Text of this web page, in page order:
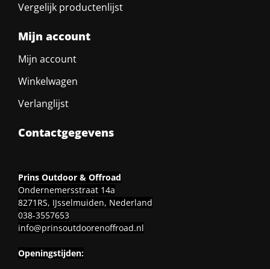
Vergelijk productenlijst
Mijn account
Mijn account
Winkelwagen
Verlanglijst
Contactgegevens
Prins Outdoor & Offroad
Ondernemersstraat 14a
8271RS, IJsselmuiden, Nederland
038-3557653
info@prinsoutdoorenoffroad.nl
Openingstijden: